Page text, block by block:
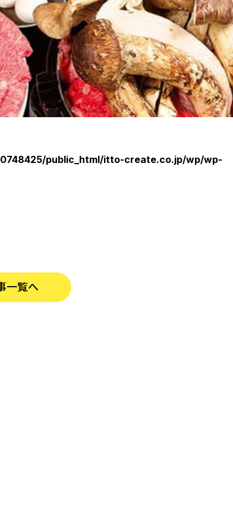
public_html/itto-create.co.jp/wp/wp-
一覧へ